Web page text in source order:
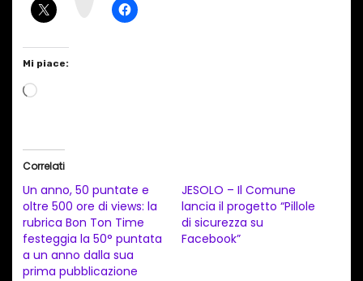
Mi piace:
C
a
m
e
n
Correlati
Un anno, 50 puntate e
oltre 500 ore di views: la
rubrica Bon Ton Time
festeggia la 50° puntata
a un anno dalla sua
prima pubblicazione
JESOLO – Il Comune
lancia il progetto “Pillole
di sicurezza su
Facebook”